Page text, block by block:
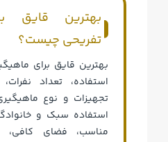
بهترین قایق
تفریحی چیست؟
بهترین قایق برای
استفاده، تعداد
تجهیزات و نوع
استفاده سبک و
مناسب، فضای